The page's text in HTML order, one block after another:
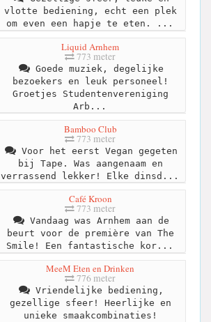
vlotte bediening, echt een plek
om even een hapje te eten. ...
Liquid Arnhem
773 meter
Goede muziek, degelijke
bezoekers en leuk personeel!
Groetjes Studentenvereniging
Arb...
Bamboo Club
773 meter
Voor het eerst Vegan gegeten
bij Tape. Was aangenaam en
verrassend lekker! Elke dinsd...
Café Kroon
773 meter
Vandaag was Arnhem aan de
beurt voor de première van The
Smile! Een fantastische kor...
MeeM Eten en Drinken
776 meter
Vriendelijke bediening,
gezellige sfeer! Heerlijke en
unieke smaakcombinaties!